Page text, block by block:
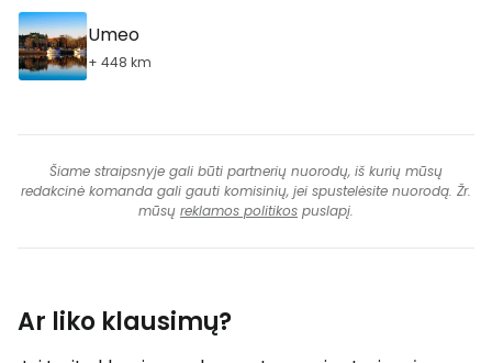
Umeo
+ 448 km
Šiame straipsnyje gali būti partnerių nuorodų, iš kurių mūsų
redakcinė komanda gali gauti komisinių, jei spustelėsite nuorodą. Žr.
mūsų reklamos politikos puslapį.
Ar liko klausimų?